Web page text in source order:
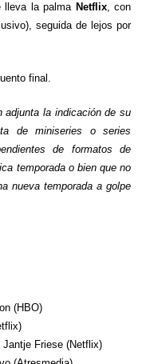
la palma Netflix, con
seguida de lejos por
final.
la indicación de su
de miniseries o series
de formatos de
temporada o bien que no
nueva temporada a golpe
(HBO)
Friese (Netflix)